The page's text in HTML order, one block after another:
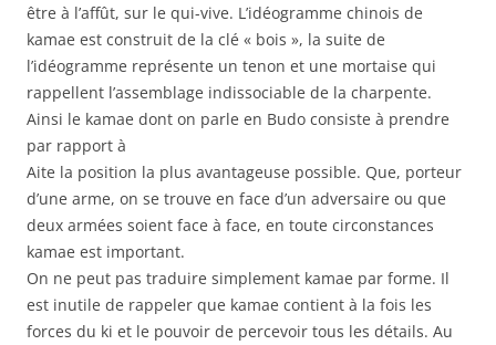
être à l’affût, sur le qui-vive. L’idéogramme chinois de
kamae est construit de la clé « bois », la suite de
l’idéogramme représente un tenon et une mortaise qui
rappellent l’assemblage indissociable de la charpente.
Ainsi le kamae dont on parle en Budo consiste à prendre
par rapport à
Aite la position la plus avantageuse possible. Que, porteur
d’une arme, on se trouve en face d’un adversaire ou que
deux armées soient face à face, en toute circonstances
kamae est important.
On ne peut pas traduire simplement kamae par forme. Il
est inutile de rappeler que kamae contient à la fois les
forces du ki et le pouvoir de percevoir tous les détails. Au